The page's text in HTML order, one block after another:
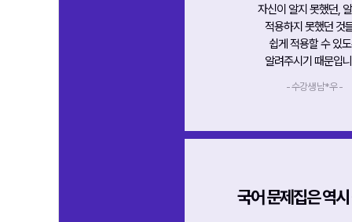
자신이 알지 못했던,
적용하지 못했던 것
쉽게 적용할 수 있
알려주시기 때문입
- 수강생 남*우 -
국어 문제집은 역